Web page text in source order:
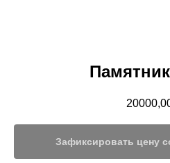
Зафиксировать цену